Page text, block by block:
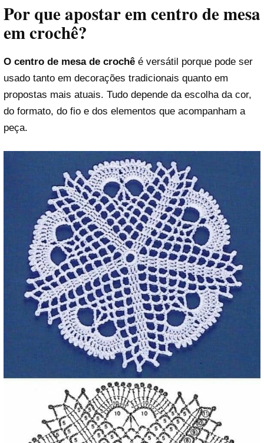
Por que apostar em centro de mesa
em crochê?
O centro de mesa de crochê é versátil porque pode ser
usado tanto em decorações tradicionais quanto em
propostas mais atuais. Tudo depende da escolha da cor,
do formato, do fio e dos elementos que acompanham a
peça.